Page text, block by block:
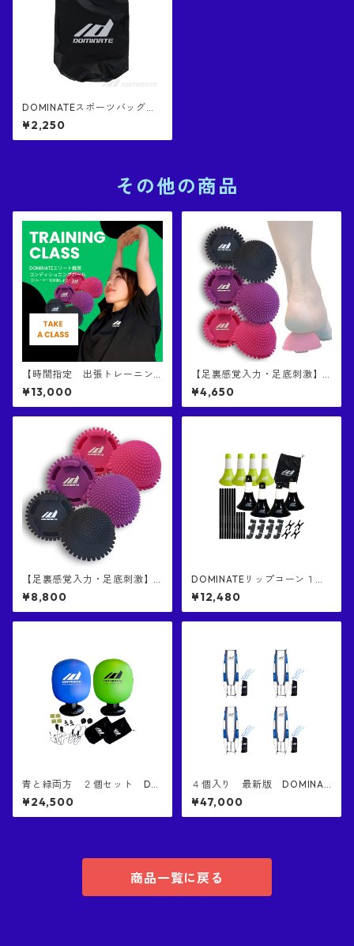
DOMINATEスポーツバッグｘ
１個 正規品 収納バッグ 黒色バ
ッグにグレーロゴ
¥2,250
その他の商品
【時間指定 出張トレーニン
グ】DOMINATE エリート 触覚
コンディショニングボール
７０分クラス 1名あたり
¥13,000
【足裏感覚入力・足底刺激】D
OMINATE エリート 触覚コン
ディショニングボール｜多く
のプロアスリートに支持され
匠権取得済み商品｜個数1個入
り（色はご選択ください）
¥4,650
【足裏感覚入力・足底刺激】D
OMINATE エリート 触覚コン
ディショニングボール｜多く
のプロアスリートに支持され
匠権取得済み商品｜個数2個入
り（ランダム2色）
¥8,800
DOMINATEリップコーン１
（緑色４個） ⅹ DOMINATEリ
ップコーン２混合セット（黒
色４個）混ぜ合わせ DOMINA
NECTORS AND BAGS
¥12,480
青と緑両方 ２個セット DO
MINATE FAT DEFENDER フ
ァット・ディフェンダー 正
規品 日本国特許庁にて意匠
ェンダー コンタクト練習
幅のあるダミーディフェンダ
¥24,500
４個入り 最新版 DOMINAT
E Jumbo Defender ジャン
ボ・ディフェンダー 正規
品 日本特許庁意匠登録済
買い得 唯一NBAレベルのブ
¥47,000
商品一覧に戻る